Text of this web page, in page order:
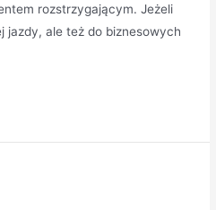
rozstrzygającym. Jeżeli
jazdy, ale też do biznesowych